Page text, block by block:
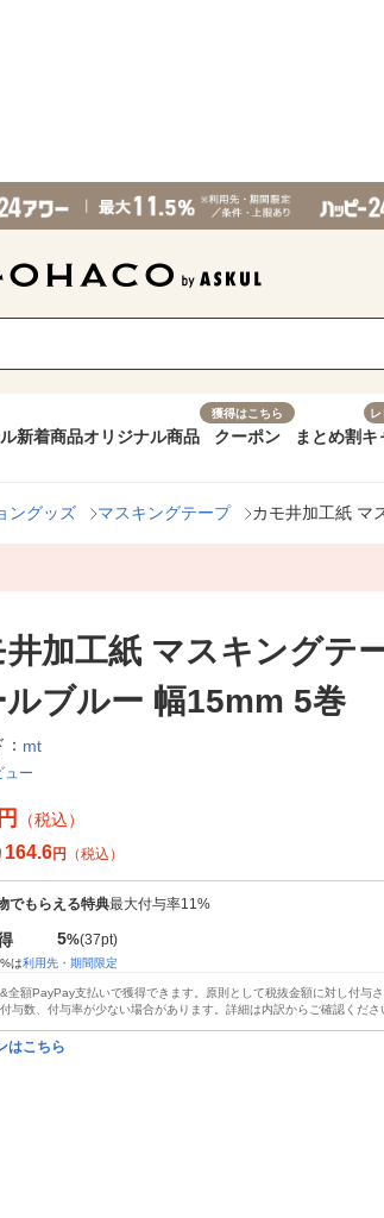
新着商品オリジナル商品
獲得はこちら
クーポン まとめ割キ
ングッズ マスキングテープ カモ井加工紙 マ
井加工紙 マスキングテ
ルブルー 幅15mm 5巻
mt
ュー
円 （税込）
164.6円 （税込）
でもらえる特典最大付与率11%
5%(37pt)
は利用先・期間限定
全額PayPay支払いで獲得できます。原則として税抜金額に対し付与
与数、付与率が少ない場合があります。詳細は内訳からご確認くださ
はこちら